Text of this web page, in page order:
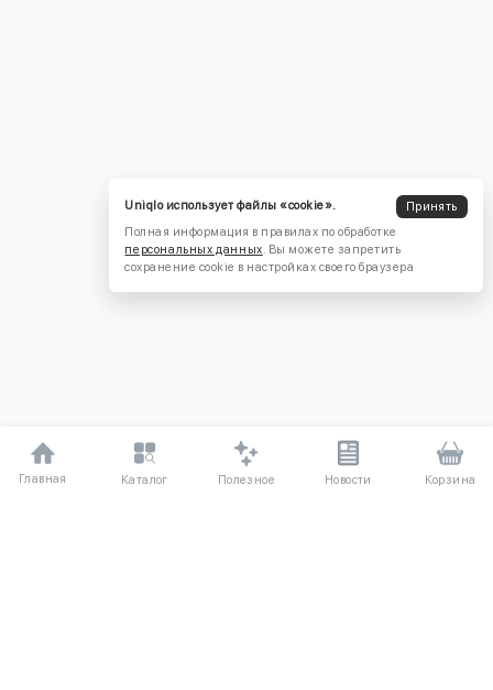
Главная Каталог Полезное Новости Корзина
Uniqlo использует файлы «cookie».
Принять
Полная информация в правилах по обработке
персональных данных. Вы можете запретить
сохранение cookie в настройках своего браузера